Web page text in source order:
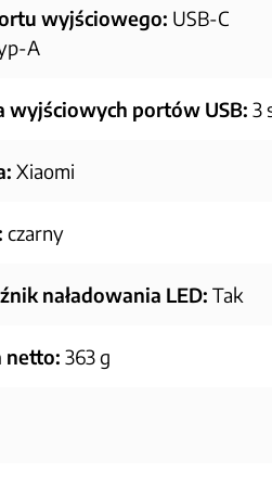
wyjściowego: USB-C
A
wyjściowych portów USB: 3
Xiaomi
czarny
naładowania LED: Tak
netto: 363 g